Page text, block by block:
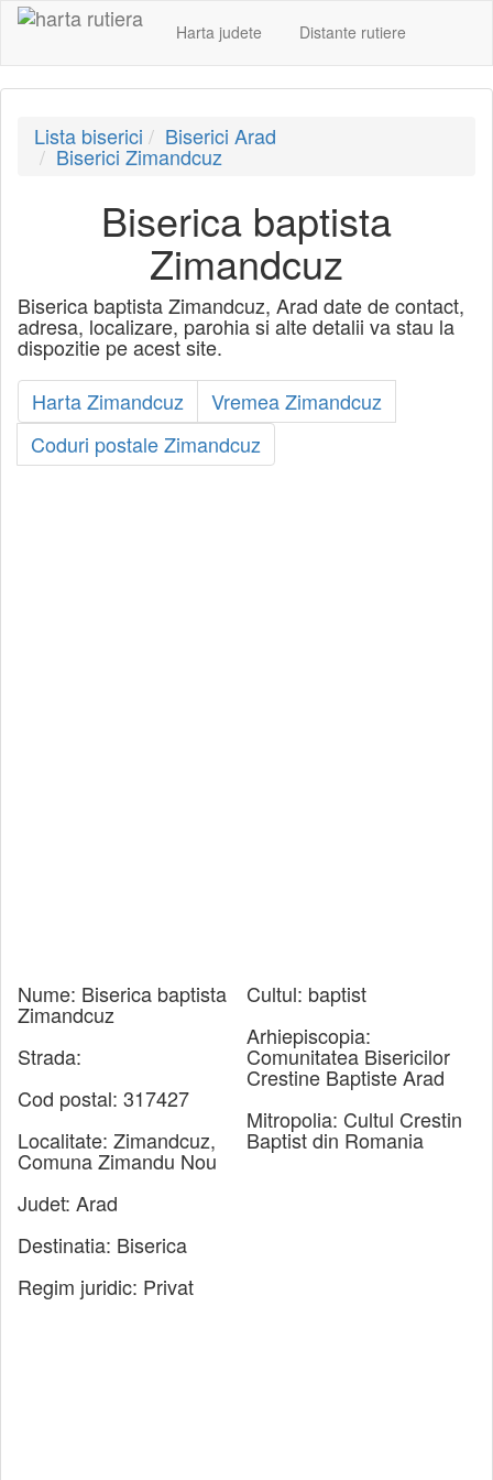
Harta judete Distante rutiere
Lista biserici Biserici Arad
Biserici Zimandcuz
Biserica baptista
Zimandcuz
Biserica baptista Zimandcuz, Arad date de contact,
adresa, localizare, parohia si alte detalii va stau la
dispozitie pe acest site.
Harta Zimandcuz
Vremea Zimandcuz
Coduri postale Zimandcuz
Nume: Biserica baptista
Zimandcuz
Strada:
Cod postal: 317427
Localitate: Zimandcuz,
Comuna Zimandu Nou
Judet: Arad
Destinatia: Biserica
Regim juridic: Privat
Cultul: baptist
Arhiepiscopia:
Comunitatea Bisericilor
Crestine Baptiste Arad
Mitropolia: Cultul Crestin
Baptist din Romania